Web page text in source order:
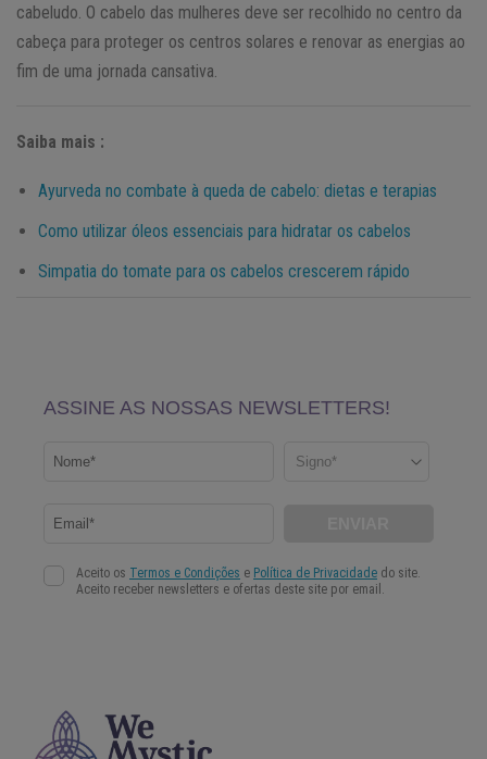
cabeludo. O cabelo das mulheres deve ser recolhido no centro da
cabeça para proteger os centros solares e renovar as energias ao
fim de uma jornada cansativa.
Saiba mais :
Ayurveda no combate à queda de cabelo: dietas e terapias
Como utilizar óleos essenciais para hidratar os cabelos
Simpatia do tomate para os cabelos crescerem rápido